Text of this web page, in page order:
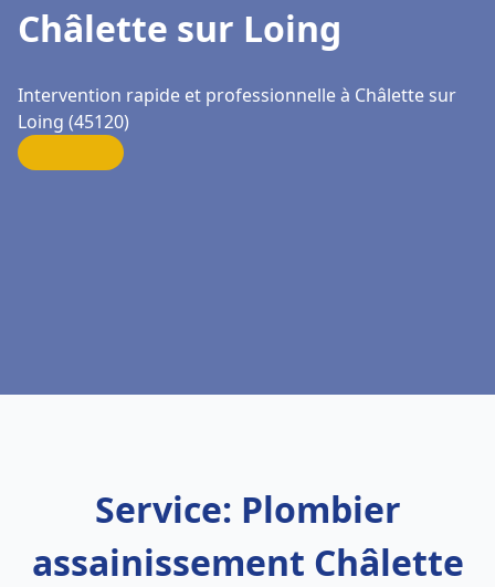
Châlette sur Loing
Intervention rapide et professionnelle à Châlette sur
Loing (45120)
Service: Plombier
assainissement Châlette